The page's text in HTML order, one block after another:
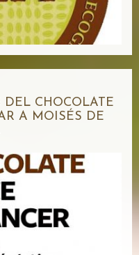
DEL CHOCOLATE
A MOISÉS DE